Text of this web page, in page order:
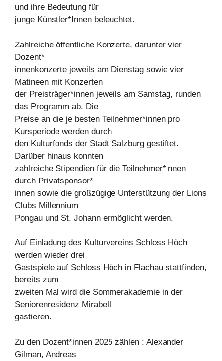
und ihre Bedeutung für
junge Künstler*Innen beleuchtet.
Zahlreiche öffentliche Konzerte, darunter vier
Dozent*
innenkonzerte jeweils am Dienstag sowie vier
Matineen mit Konzerten
der Preisträger*innen jeweils am Samstag, runden
das Programm ab. Die
Preise an die je besten Teilnehmer*innen pro
Kursperiode werden durch
den Kulturfonds der Stadt Salzburg gestiftet.
Darüber hinaus konnten
zahlreiche Stipendien für die Teilnehmer*innen
durch Privatsponsor*
innen sowie die großzügige Unterstützung der Lions
Clubs Millennium
Pongau und St. Johann ermöglicht werden.
Auf Einladung des Kulturvereins Schloss Höch
werden wieder drei
Gastspiele auf Schloss Höch in Flachau stattfinden,
bereits zum
zweiten Mal wird die Sommerakademie in der
Seniorenresidenz Mirabell
gastieren.
Zu den Dozent*innen 2025 zählen : Alexander
Gilman, Andreas